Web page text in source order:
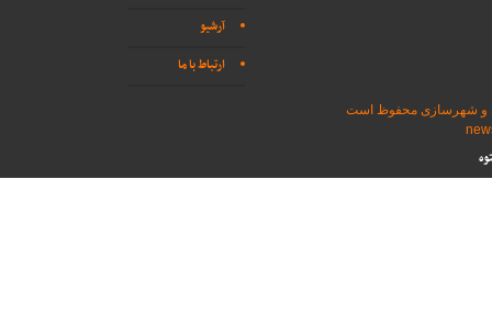
آرشیو
ارتباط با ما
و شهرسازی محفوظ است